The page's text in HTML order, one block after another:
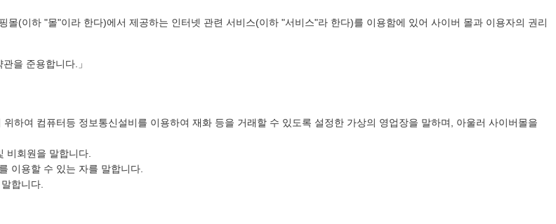
(이하 "몰"이라 한다)에서 제공하는 인터넷 관련 서비스(이하 "서비스"라 한다)를 이용함에 있어 사이버 몰과 이용자의 권리
을 준용합니다.」
하여 컴퓨터등 정보통신설비를 이용하여 재화 등을 거래할 수 있도록 설정한 가상의 영업장을 말하며, 아울러 사이버몰을
비회원을 말합니다.
이용할 수 있는 자를 말합니다.
합니다.